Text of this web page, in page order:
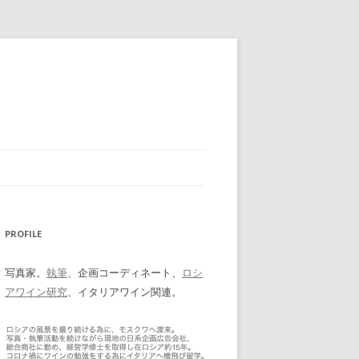
PROFILE
写真家。 執筆、企画コーディネート、
ロシ
アワイン研究、イタリアワイン関連。